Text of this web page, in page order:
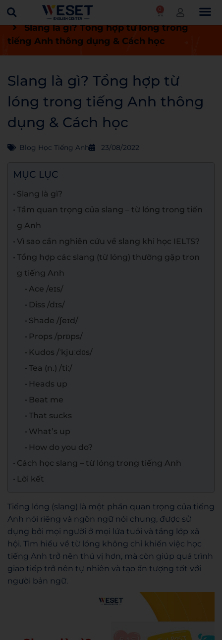
0
Trang chủ Blog
Blog học tiếng Anh
Slang là gì? Tổng hợp từ lóng trong
tiếng Anh thông dụng & Cách học
Slang là gì? Tổng hợp từ
lóng trong tiếng Anh thông
dụng & Cách học
Blog Học Tiếng Anh 23/08/2022
MỤC LỤC
Slang là gì?
Tầm quan trọng của slang – từ lóng trong tiến
g Anh
Vì sao cần nghiên cứu về slang khi học IELTS?
Tổng hợp các slang (từ lóng) thường gặp tron
g tiếng Anh
Ace /eɪs/
Diss /dɪs/
Shade /ʃeɪd/
Props /prɒps/
Kudos /ˈkjuːdɒs/
Tea (n.) /tiː/
Heads up
Beat me
That sucks
What’s up
How do you do?
Cách học slang – từ lóng trong tiếng Anh
Lời kết
Tiếng lóng (slang) là một phần quan trọng của tiếng
Anh nói riêng và ngôn ngữ nói chung, được sử
dụng bởi mọi người ở mọi lứa tuổi và tầng lớp xã
hội. Tìm hiểu về từ lóng không chỉ khiến việc học
tiếng Anh trở nên thú vị hơn, mà còn giúp quá trình
giao tiếp trở nên tự nhiên và tạo ấn tượng tốt với
người bản ngữ.